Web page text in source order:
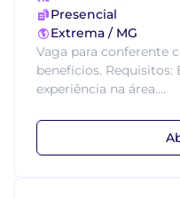
Presencial
Extrema / MG
Vaga para conferente
benefícios.
experiência na área....